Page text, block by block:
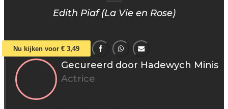
Edith Piaf (La Vie en Rose)
Nu kijken voor € 3,49
Gecureerd door Hadewych Minis
Actrice